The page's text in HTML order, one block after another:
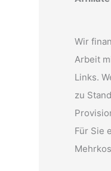
Wir
Arbeit
Links.
zu
Für Sie